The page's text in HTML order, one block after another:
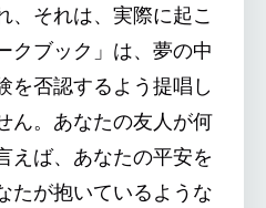
、それは、実際に起こ
クブック」は、夢の中
を否認するよう提唱し
ん。あなたの友人が何
えば、あなたの平安を
たが抱いているような